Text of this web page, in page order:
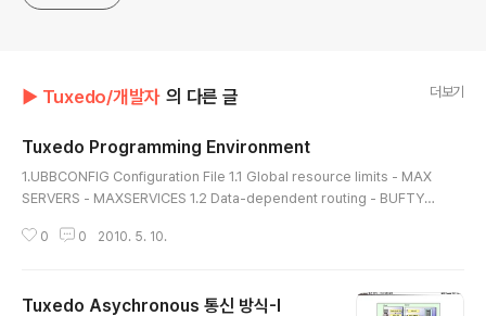
▶ Tuxedo/개발자 의 다른 글 더보기
Tuxedo Programming Environment
1.UBBCONFIG Configuration File 1.1 Global resource limits - MAX
SERVERS - MAXSERVICES 1.2 Data-dependent routing - BUFTYP
TS 1.4 Load balancing - LDBAL - NETLOAD - LOAD 1.5 Security -
RAN - MAXTRANTIME 1.8 Multithreaded servers..
0 0 2010. 5. 10.
Tuxedo Asychronous 통신 방식-I